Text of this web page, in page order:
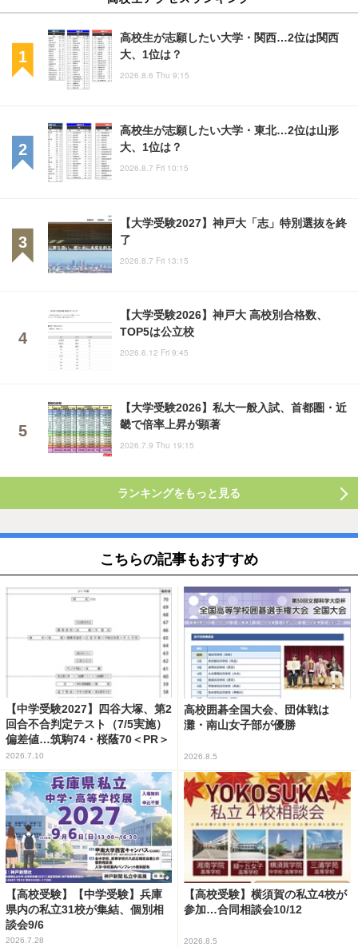
高校生が志願したい大学・関西…2位は関西
大、1位は？
2026.8.6 Thu 9:15
高校生が志願したい大学・東北…2位は山形
大、1位は？
2026.8.7 Fri 10:15
【大学受験2027】神戸大「志」特別選抜を終
了
2026.8.7 Fri 13:15
【大学受験2026】神戸大 高校別合格数、
TOP5は公立校
2026.6.12 Fri 9:45
【大学受験2026】私大一般入試、首都圏・近
畿で倍率上昇が顕著
2026.7.9 Thu 19:15
ランキングをもっと見る
こちらの記事もおすすめ
【中学受験2027】四谷大塚、第2
回合不合判定テスト（7/5実施）
偏差値…筑駒74・桜蔭70＜PR＞
2026.7.10
高校囲碁全国大会、団体戦は
灘・南山女子部が優勝
2026.8.5
【高校受験】【中学受験】兵庫
県内の私立31校が集結、個別相
談会9/6
2026.7.28
【高校受験】横須賀の私立4校が
参加…合同相談会10/12
2026.8.5